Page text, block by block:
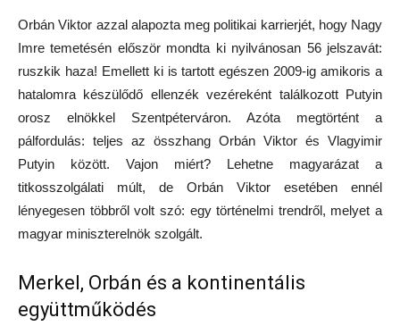
Orbán Viktor azzal alapozta meg politikai karrierjét, hogy Nagy
Imre temetésén először mondta ki nyilvánosan 56 jelszavát:
ruszkik haza! Emellett ki is tartott egészen 2009-ig amikoris a
hatalomra készülődő ellenzék vezéreként találkozott Putyin
orosz elnökkel Szentpéterváron. Azóta megtörtént a
pálfordulás: teljes az összhang Orbán Viktor és Vlagyimir
Putyin között. Vajon miért? Lehetne magyarázat a
titkosszolgálati múlt, de Orbán Viktor esetében ennél
lényegesen többről volt szó: egy történelmi trendről, melyet a
magyar miniszterelnök szolgált.
Merkel, Orbán és a kontinentális
együttműködés